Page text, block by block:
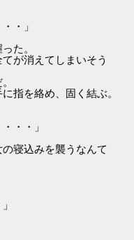
・」
た。
が消えてしまいそう
指を絡め、固く結ぶ。
・・」
寝込みを襲うなんて